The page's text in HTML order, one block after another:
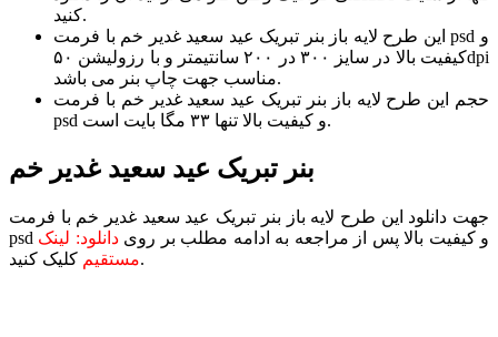
کنید.
این طرح لایه باز بنر تبریک عید سعید غدیر خم با فرمت psd و
کیفیت بالا در سایز ۳۰۰ در ۲۰۰ سانتیمتر و با رزولیشن ۵۰dpi
مناسب جهت چاپ بنر می باشد.
حجم این طرح لایه باز بنر تبریک عید سعید غدیر خم با فرمت
psd و کیفیت بالا تنها ۳۳ مگا بایت است.
بنر تبریک عید سعید غدیر خم
جهت دانلود این طرح لایه باز بنر تبریک عید سعید غدیر خم با فرمت
psd و کیفیت بالا پس از مراجعه به ادامه مطلب بر رویدانلود: لینک
مستقیمکلیک کنید.